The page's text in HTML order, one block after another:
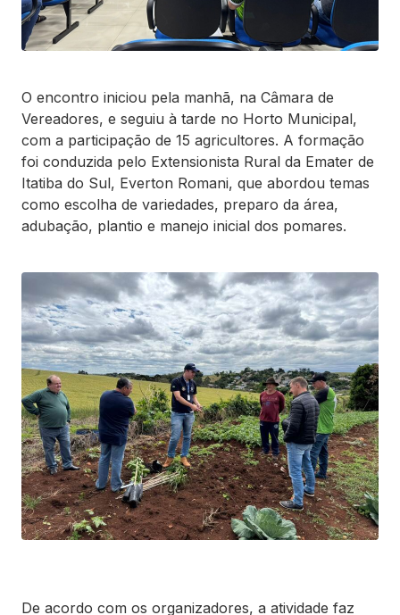
O encontro iniciou pela manhã, na Câmara de
Vereadores, e seguiu à tarde no Horto Municipal,
com a participação de 15 agricultores. A formação
foi conduzida pelo Extensionista Rural da Emater de
Itatiba do Sul, Everton Romani, que abordou temas
como escolha de variedades, preparo da área,
adubação, plantio e manejo inicial dos pomares.
De acordo com os organizadores, a atividade faz